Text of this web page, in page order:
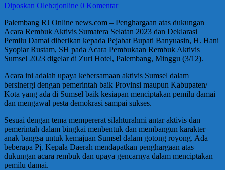
Diposkan Oleh:rjonline 0 Komentar
Palembang RJ Online news.com – Penghargaan atas dukungan
Acara Rembuk Aktivis Sumatera Selatan 2023 dan Deklarasi
Pemilu Damai diberikan kepada Pejabat Bupati Banyuasin, H. Hani
Syopiar Rustam, SH pada Acara Pembukaan Rembuk Aktivis
Sumsel 2023 digelar di Zuri Hotel, Palembang, Minggu (3/12).
Acara ini adalah upaya kebersamaan aktivis Sumsel dalam
bersinergi dengan pemerintah baik Provinsi maupun Kabupaten/
Kota yang ada di Sumsel baik kesiapan menciptakan pemilu damai
dan mengawal pesta demokrasi sampai sukses.
Sesuai dengan tema mempererat silahturahmi antar aktivis dan
pemerintah dalam bingkai menbentuk dan membangun karakter
anak bangsa untuk kemajuan Sumsel dalam gotong royong. Ada
beberapa Pj. Kepala Daerah mendapatkan penghargaan atas
dukungan acara rembuk dan upaya gencarnya dalam menciptakan
pemilu damai.